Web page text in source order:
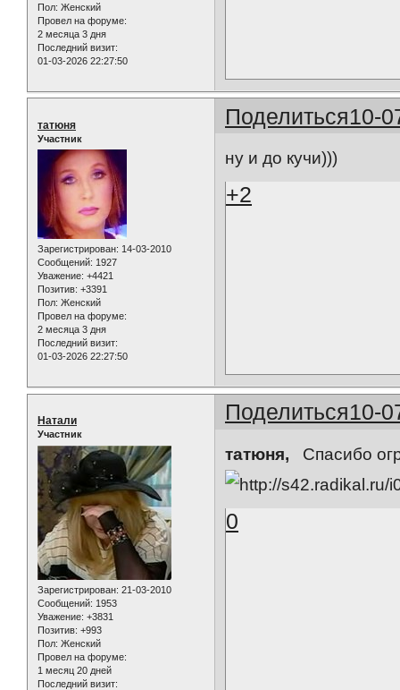
Пол: Женский
Провел на форуме:
2 месяца 3 дня
Последний визит:
01-03-2026 22:27:50
Поделиться10-
татюня
Участник
Зарегистрирован: 14-03-2010
Сообщений: 1927
Уважение: +4421
Позитив: +3391
Пол: Женский
Провел на форуме:
2 месяца 3 дня
Последний визит:
01-03-2026 22:27:50
ну и до кучи)))
+2
Поделиться10-
Натали
Участник
Зарегистрирован: 21-03-2010
Сообщений: 1953
Уважение: +3831
Позитив: +993
Пол: Женский
Провел на форуме:
1 месяц 20 дней
Последний визит:
татюня, Спасибо
0